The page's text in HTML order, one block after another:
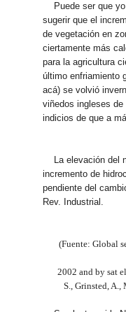
Puede ser que
sugerir que el
de vegetación en
ciertamente más
para la agricultura
último enfriamiento
acá) se volvió
viñedos ingleses
indicios de que a
La elevación del
incremento de
pendiente del
Rev. Industrial.
(Fuente: Global
2002 and by sat
S., Grinsted, A.,